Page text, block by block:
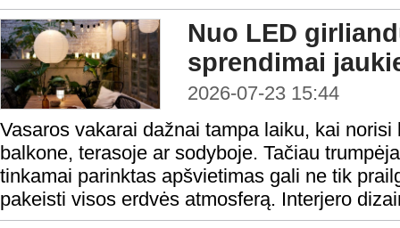
Nuo LED
sprendimai
2026-07-23 15:44
Vasaros vakarai dažnai tampa laiku, kai
balkone, terasoje ar sodyboje. Tačiau
tinkamai parinktas apšvietimas gali ne tik
pakeisti visos erdvės atmosferą. Interjero